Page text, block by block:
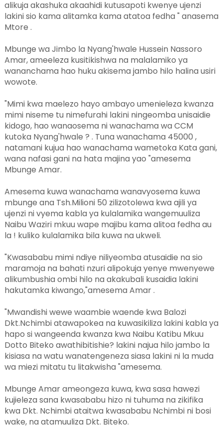
alikuja akashuka akaahidi kutusapoti kwenye ujenzi
lakini sio kama alitamka kama atatoa fedha " anasema
Mtore .
Mbunge wa Jimbo la Nyang'hwale Hussein Nassoro
Amar, ameeleza kusitikishwa na malalamiko ya
wananchama hao huku akisema jambo hilo halina usiri
wowote.
"Mimi kwa maelezo hayo ambayo umenieleza kwanza
mimi niseme tu nimefurahi lakini ningeomba unisaidie
kidogo, hao wanaosema ni wanachama wa CCM
kutoka Nyang'hwale ? . Tuna wanachama 45000 ,
natamani kujua hao wanachama wametoka Kata gani,
wana nafasi gani na hata majina yao "amesema
Mbunge Amar.
Amesema kuwa wanachama wanavyosema kuwa
mbunge ana Tsh.Milioni 50 zilizotolewa kwa ajili ya
ujenzi ni vyema kabla ya kulalamika wangemuuliza
Naibu Waziri mkuu wape majibu kama alitoa fedha au
la ! kuliko kulalamika bila kuwa na ukweli.
"Kwasababu mimi ndiye niliyeomba atusaidie na sio
maramoja na bahati nzuri alipokuja yenye mwenyewe
alikumbushia ombi hilo na akakubali kusaidia lakini
hakutamka kiwango,"amesema Amar .
"Mwandishi wewe waambie waende kwa Balozi
Dkt.Nchimbi atawapokea na kuwasikiliza lakini kabla ya
hapo si wangeenda kwanza kwa Naibu Katibu Mkuu
Dotto Biteko awathibitishie? lakini najua hilo jambo la
kisiasa na watu wanatengeneza siasa lakini ni la muda
wa miezi mitatu tu litakwisha "amesema.
Mbunge Amar ameongeza kuwa, kwa sasa hawezi
kujieleza sana kwasababu hizo ni tuhuma na zikifika
kwa Dkt. Nchimbi ataitwa kwasababu Nchimbi ni bosi
wake, na atamuuliza Dkt. Biteko.